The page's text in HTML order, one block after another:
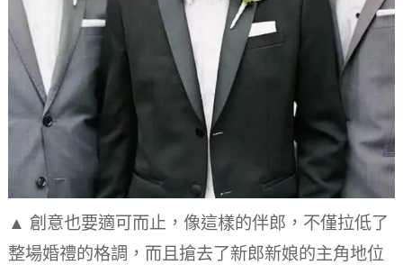
▲ 創意也要適可而止，像這樣的伴郎，不僅拉低了
整場婚禮的格調，而且搶去了新郎新娘的主角地位